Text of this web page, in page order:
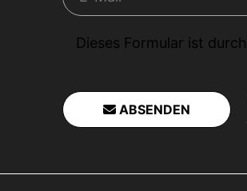
Dieses Formular ist durch
ABSENDEN